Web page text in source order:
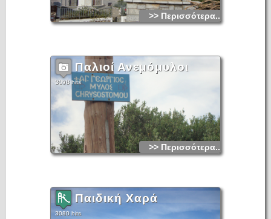
>> Περισσότερα...
Παλιοί Ανεμόμυλοι
3098 hits
>> Περισσότερα...
Παιδική Χαρά
3080 hits